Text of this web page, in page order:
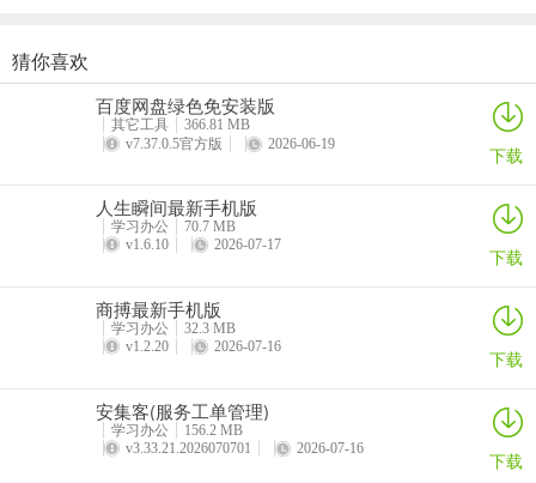
答：实际使用效果受拍摄环境、文件格式影响，结果仅供参考。
步步都能记(创作效率工具)
西藏公务出行app
详情
准橙三力(老年三力测试软件)
绿联私有云官方版
猜你喜欢
百度网盘绿色免安装版
其它工具
366.81 MB
v7.37.0.5官方版
2026-06-19 下载
人生瞬间最新手机版
学习办公
70.7 MB
v1.6.10
2026-07-17 下载
商搏最新手机版
学习办公
32.3 MB
v1.2.20
2026-07-16 下载
安集客(服务工单管理)
学习办公
156.2 MB
v3.33.21.2026070701
2026-07-16 下载